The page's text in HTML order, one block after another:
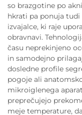
so brazgotine po
hkrati pa ponuja tudi
izvajalce, ki raje
obravnavi.
času neprekinjeno
in samodejno
dosledne profile
pogoje ali
mikroiglenega
preprečujejo
meje temperature,